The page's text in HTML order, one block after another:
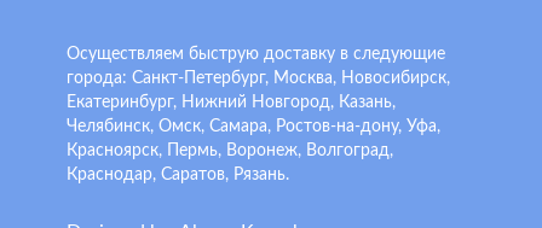
Осуществляем быструю доставку в следующие
города: Санкт-Петербург, Москва, Новосибирск,
Екатеринбург, Нижний Новгород, Казань,
Челябинск, Омск, Самара, Ростов-на-дону, Уфа,
Красноярск, Пермь, Воронеж, Волгоград,
Краснодар, Саратов, Рязань.